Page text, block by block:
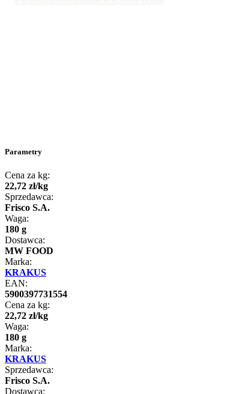
Parametry
Cena za kg:
22,72 zł/kg
Sprzedawca:
Frisco S.A.
Waga:
180 g
Dostawca:
MW FOOD
Marka:
KRAKUS
EAN:
5900397731554
Cena za kg:
22,72 zł/kg
Waga:
180 g
Marka:
KRAKUS
Sprzedawca:
Frisco S.A.
Dostawca: